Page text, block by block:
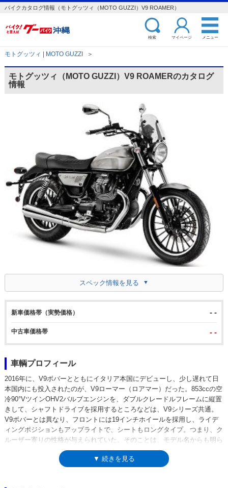
バイクカタログ情報（モトグッツィ（MOTO GUZZI）V9 ROAMER）
検索 マイページ メニュー
モトグッツィ | MOTO GUZZI ＞
モトグッツィ（MOTO GUZZI）V9 ROAMERのカタログ
情報
スペック情報を見る
新車価格帯（実勢価格） - -
中古車価格帯 - -
車輌プロフィール
2016年に、V9ボバーとともにイタリア本国にデビューし、少し遅れて日
本国内にも投入されたのが、V9ローマー（ロアマー）だった。853ccの空
冷90°VツインOHV2バルブエンジンを、ダブルクレードルフレームに縦置
きして、シャフトドライブを採用するところなどは、V9シリーズ共通。
V9ボバーとは異なり、フロントには19インチホイールを採用し、ライデ
ィングポジションもアップライトで、シートもロングタイプ。つまり、ク
ルーザー寄りの性格が与えられていた。そのことは、モデル名からも明ら
か。「Roam」は、歩き回るという意味で、「Roamer」には「世界中を旅
する」という含意があった。ミッションは6速で、ブレーキは前後ともデ
▼ 続きを見る